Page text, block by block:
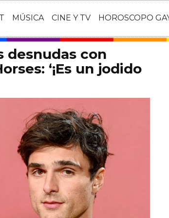
MÚSICA CINE Y TV HOROSCOPO
desnudas con
‘¡Es un jodido